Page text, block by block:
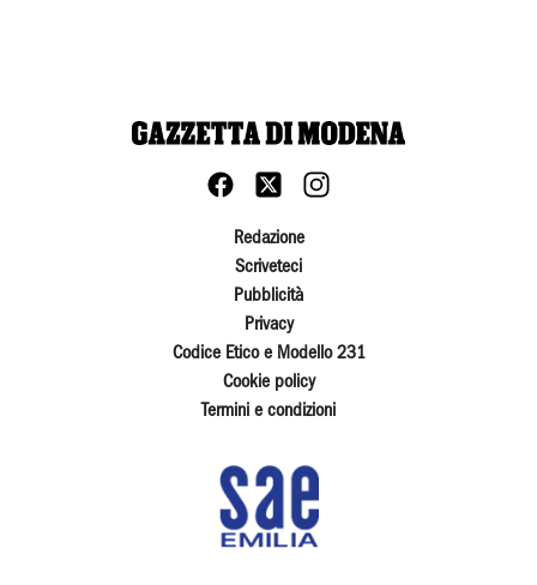
Redazione
Scriveteci
Pubblicità
Privacy
Codice Etico e Modello 231
Cookie policy
Termini e condizioni